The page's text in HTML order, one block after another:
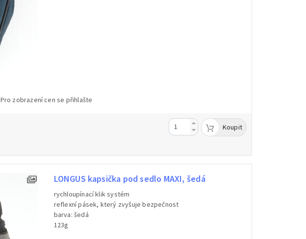
Pro zobrazení cen se přihlašte
Koupit
LONGUS kapsička pod sedlo MAXI, šedá
rychloupínací klik systém
reflexní pásek, který zvyšuje bezpečnost
barva: šedá
123g